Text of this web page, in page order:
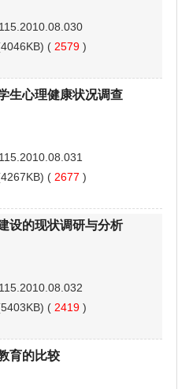
( 2579 )
生心理健康状况调查
( 2677 )
设的现状调研与分析
( 2419 )
育的比较